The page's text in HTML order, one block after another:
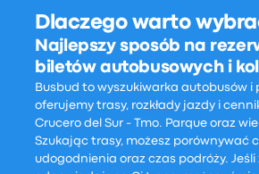
Dlaczego warto
Najlepszy sposób na
biletów autobusowych i
Busbud to wyszukiwarka autobusów i
oferujemy trasy, rozkłady jazdy i
Crucero del Sur - Tmo. Parque oraz
Szukając trasy, możesz porównywać
udogodnienia oraz czas podróży. Jeśli